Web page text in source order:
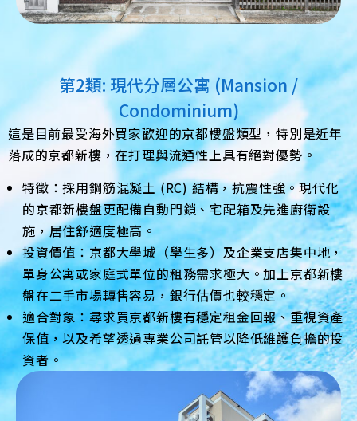
第2類: 現代分層公寓 (Mansion /
Condominium)
這是目前最受海外買家歡迎的京都樓盤類型，特別是近年
落成的京都新樓，在打理與流通性上具有絕對優勢。
特徵：採用鋼筋混凝土 (RC) 結構，抗震性強。現代化
的京都新樓盤更配備自動門鎖、宅配箱及先進廚衛設
施，居住舒適度極高。
投資價值：京都大學城（學生多）及企業支店集中地，
單身公寓或家庭式單位的租務需求極大。加上京都新樓
盤在二手市場轉售容易，銀行估價也較穩定。
適合對象：尋求買京都新樓有穩定租金回報、重視資產
保值，以及希望透過專業公司託管以降低維護負擔的投
資者。